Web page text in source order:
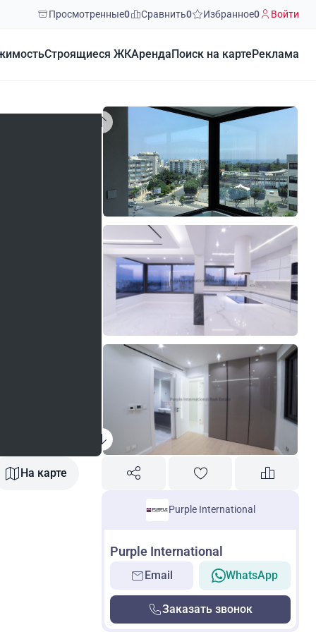
Просмотренные0 Сравнить0 Избранное0 Войти
Строящиеся ЖКАренда Поиск на карте Реклама
На карте
Purple International
Purple International
Email WhatsApp
Заказать звонок